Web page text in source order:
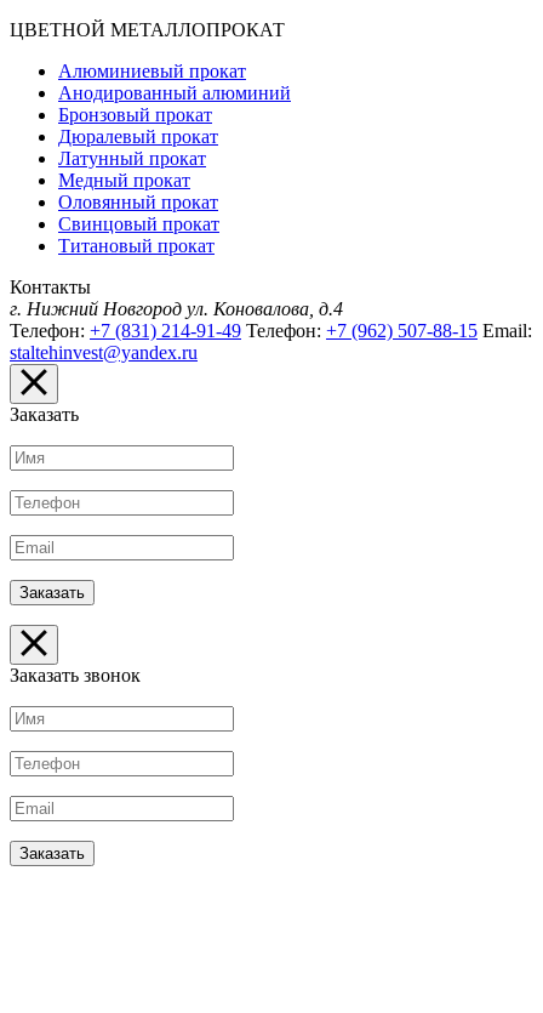
ЦВЕТНОЙ МЕТАЛЛОПРОКАТ
Алюминиевый прокат
Анодированный алюминий
Бронзовый прокат
Дюралевый прокат
Латунный прокат
Медный прокат
Оловянный прокат
Свинцовый прокат
Титановый прокат
Контакты
г. Нижний Новгород ул. Коновалова, д.4
Телефон: +7 (831) 214-91-49 Телефон: +7 (962) 507-88-15 Email:
staltehinvest@yandex.ru
Заказать
Заказать звонок